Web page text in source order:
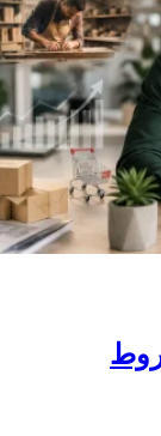
2026 : شروط